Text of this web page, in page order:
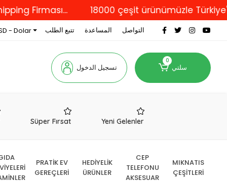
18000 çeşit ürünümüzle Türkiye'nin
- Dolar تتبع الطلب المساعدة التواصل
تسجيل الدخول
0
سلتي
Süper Fırsat Yeni Gelenler
PRATİK EV
GEREÇLERİ
HEDİYELİK
ÜRÜNLER
CEP
TELEFONU
AKSESUAR
MIKNATIS
ÇEŞİTLERİ